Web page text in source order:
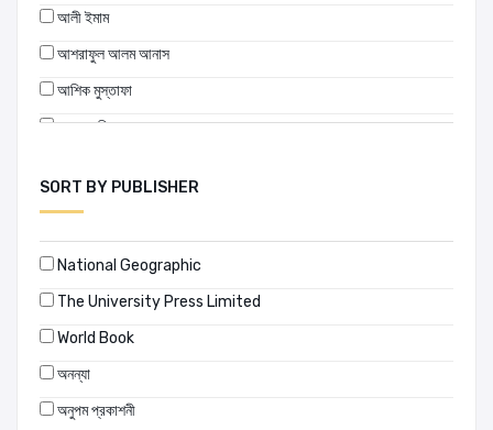
আলী ইমাম
আশরাফুল আলম আনাস
আশিক মুস্তাফা
আহমেদ রিয়াজ
পার্থসারথি চক্রবর্তী
প্রবীর বড়ুয়া
ভবেশ রায়
মুহম্মদ জাফর ইকবাল
মোত্তাসিন পাহলভী
SORT BY PUBLISHER
National Geographic
The University Press Limited
World Book
অনন্যা
অনুপম প্রকাশনী